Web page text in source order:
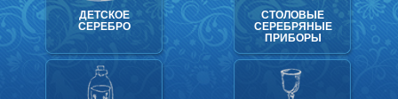
ДЕТСКОЕ
СЕРЕБРО
СТОЛОВЫЕ
СЕРЕБРЯНЫЕ
ПРИБОРЫ